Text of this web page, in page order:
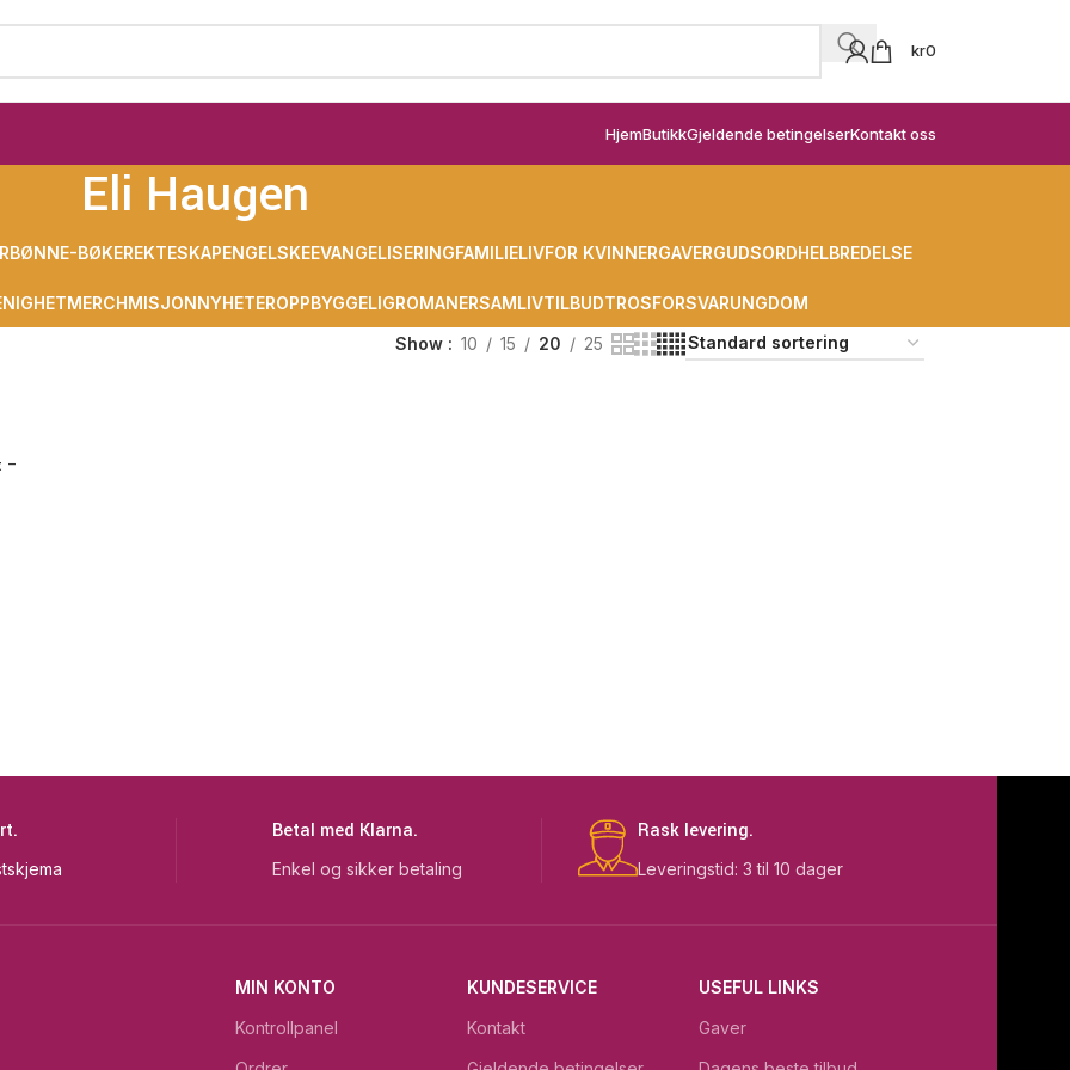
kr0
HjemButikkGjeldende betingelserKontakt oss
Eli Haugen
BØNNE-BØKEREKTESKAPENGELSKEEVANGELISERINGFAMILIELIVFOR KVINNERGAVERGUDSORDHELBREDELSE
MERCHMISJONNYHETEROPPBYGGELIGROMANERSAMLIVTILBUDTROSFORSVARUNGDOM
Show 10 15 20 25
–
Betal med Klarna.
Enkel og sikker betaling
Rask levering.
Leveringstid: 3 til 10 dager
MIN KONTO
Kontrollpanel
KUNDESERVICE
Kontakt
USEFUL LINKS
Gaver